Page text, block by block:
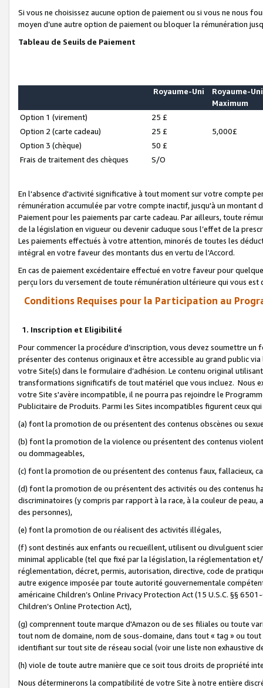
Si vous ne choisissez aucune option de paiement ou si vous ne nous
moyen d’une autre option de paiement ou bloquer la rémunération
Tableau de Seuils de Paiement
Royaume-Uni
Royaume-Uni
Maximum
Option 1 (virement)
25 £
Option 2 (carte cadeau)
25 £
5,000£
Option 3 (chèque)
50 £
Frais de traitement des chèques
S/O
En l'absence d'activité significative à tout moment sur votre compte
rémunération accumulée par votre compte inactif, jusqu'à un montant
Paiement pour les paiements par carte cadeau. Par ailleurs, toute
de la législation en vigueur ou devenir caduque sous l’effet de la
Les paiements effectués à votre attention, minorés de toutes les
intégral en votre faveur des montants dus en vertu de l'Accord.
En cas de paiement excédentaire effectué en votre faveur pour
perçu lors du versement de toute rémunération ultérieure qui vous est
Conditions Requises pour la Participation au
1. Inscription et Eligibilité
Pour commencer la procédure d’inscription, vous devez soumettre
présenter des contenus originaux et être accessible au grand public
votre Site(s) dans le formulaire d’adhésion. Le contenu original
transformations significatifs de tout matériel que vous incluez. Nous
votre Site s'avère incompatible, il ne pourra pas rejoindre le
Publicitaire de Produits. Parmi les Sites incompatibles figurent ceux
(a) font la promotion de ou présentent des contenus obscènes ou
(b) font la promotion de la violence ou présentent des contenus
ou dommageables,
(c) font la promotion de ou présentent des contenus faux, fallacieux,
(d) font la promotion de ou présentent des activités ou des contenus
discriminatoires (y compris par rapport à la race, à la couleur de
des personnes),
(e) font la promotion de ou réalisent des activités illégales,
(f) sont destinés aux enfants ou recueillent, utilisent ou divulguent
minimal applicable (tel que fixé par la législation, la réglementation
réglementation, décret, permis, autorisation, directive, code de
autre exigence imposée par toute autorité gouvernementale
américaine Children’s Online Privacy Protection Act (15 U.S.C. §§
Children’s Online Protection Act),
(g) comprennent toute marque d'Amazon ou de ses filiales ou toute
tout nom de domaine, nom de sous-domaine, dans tout « tag » ou
identifiant sur tout site de réseau social (voir une liste non exhaustive
(h) viole de toute autre manière que ce soit tous droits de propriété
Nous déterminerons la compatibilité de votre Site à notre entière